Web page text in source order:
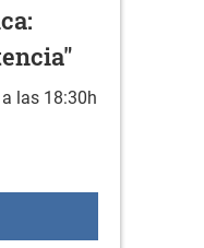
las 18:30h